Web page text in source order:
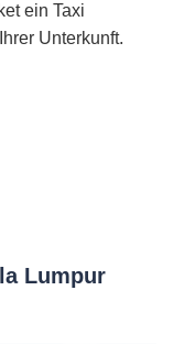
ein Taxi
Unterkunft.
Lumpur